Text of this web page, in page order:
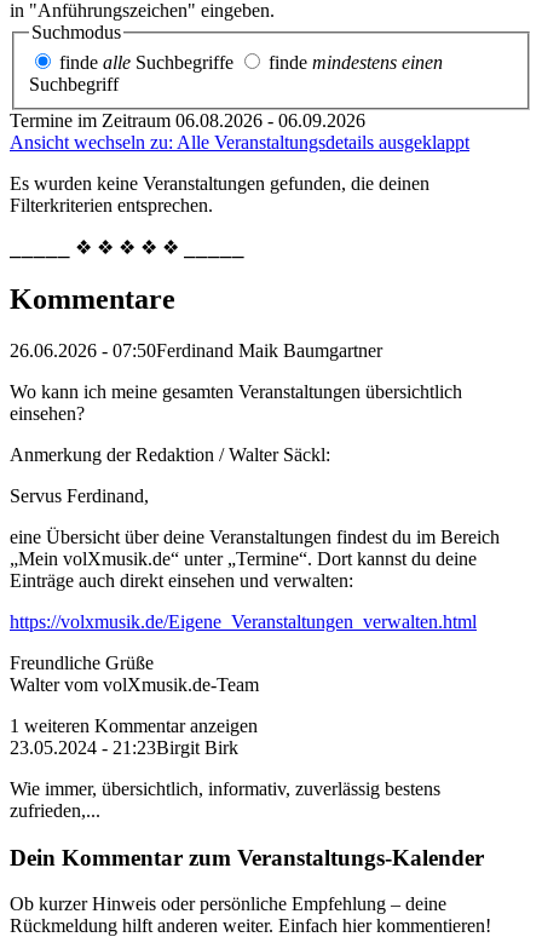
in "Anführungszeichen" eingeben.
Suchmodus
finde alle Suchbegriffe finde mindestens einen
Suchbegriff
Termine im Zeitraum 06.08.2026 - 06.09.2026
Ansicht wechseln zu: Alle Veranstaltungsdetails ausgeklappt
Es wurden keine Veranstaltungen gefunden, die deinen
Filterkriterien entsprechen.
⎯⎯⎯⎯⎯ ❖ ❖ ❖ ❖ ❖ ⎯⎯⎯⎯⎯
Kommentare
26.06.2026 - 07:50Ferdinand Maik Baumgartner
Wo kann ich meine gesamten Veranstaltungen übersichtlich
einsehen?
Anmerkung der Redaktion /Walter Säckl:
Servus Ferdinand,
eine Übersicht über deine Veranstaltungen findest du im Bereich
„Mein volXmusik.de“ unter „Termine“. Dort kannst du deine
Einträge auch direkt einsehen und verwalten:
https://volxmusik.de/Eigene_Veranstaltungen_verwalten.html
Freundliche Grüße
Walter vom volXmusik.de-Team
1 weiteren Kommentar anzeigen
23.05.2024 - 21:23Birgit Birk
Wie immer, übersichtlich, informativ, zuverlässig bestens
zufrieden,...
Dein Kommentar zum Veranstaltungs-Kalender
Ob kurzer Hinweis oder persönliche Empfehlung – deine
Rückmeldung hilft anderen weiter. Einfach hier kommentieren!